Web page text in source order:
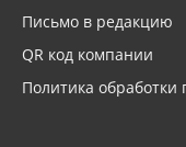
Письмо в редакцию
QR код компании
Политика